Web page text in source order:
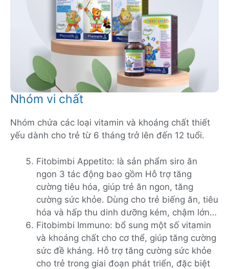
Nhóm vi chất
Nhóm chứa các loại vitamin và khoáng chất thiết
yếu dành cho trẻ từ 6 tháng trở lên đến 12 tuổi.
Fitobimbi Appetito: là sản phẩm siro ăn
ngon 3 tác động bao gồm Hỗ trợ tăng
cường tiêu hóa, giúp trẻ ăn ngon, tăng
cường sức khỏe. Dùng cho trẻ biếng ăn, tiêu
hóa và hấp thu dinh dưỡng kém, chậm lớn…
Fitobimbi Immuno: bổ sung một số vitamin
và khoáng chất cho cơ thể, giúp tăng cường
sức đề kháng. Hỗ trợ tăng cường sức khỏe
cho trẻ trong giai đoạn phát triển, đặc biệt